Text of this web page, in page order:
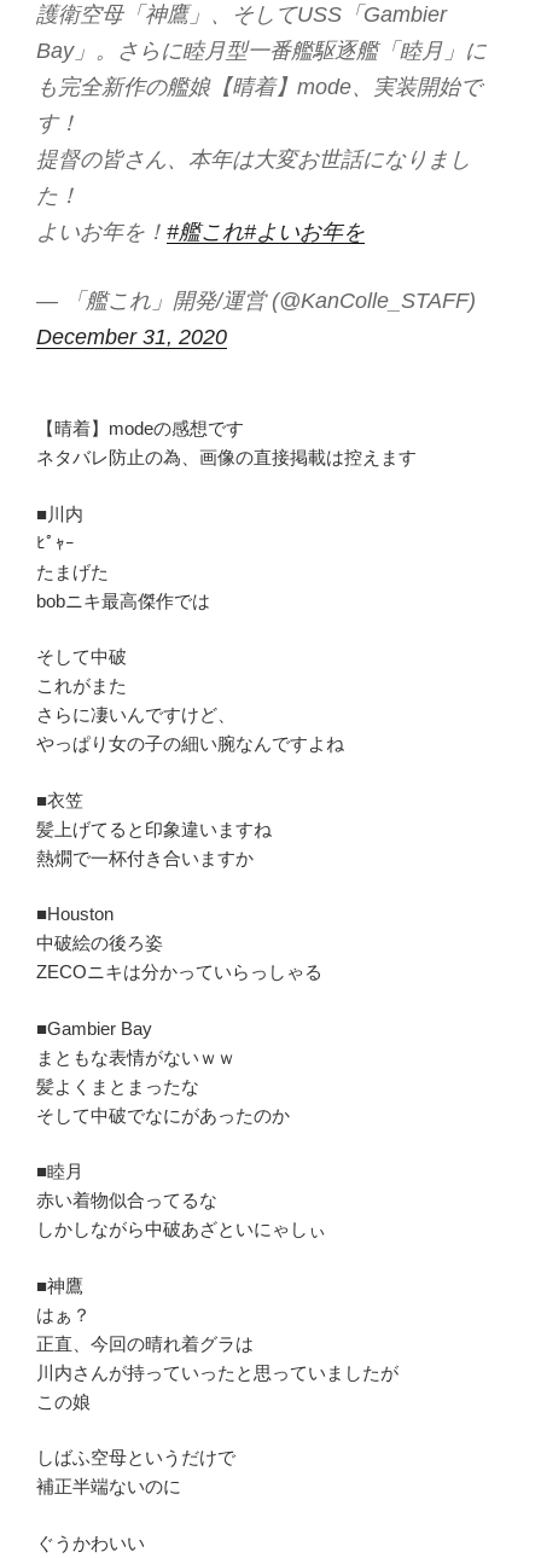
護衛空母「神鷹」、そしてUSS「Gambier
Bay」。さらに睦月型一番艦駆逐艦「睦月」に
も完全新作の艦娘【晴着】mode、実装開始で
す！
提督の皆さん、本年は大変お世話になりまし
た！
よいお年を！ #艦これ#よいお年を
— 「艦これ」開発/運営 (@KanColle_STAFF)
December 31, 2020
【晴着】modeの感想です
ネタバレ防止の為、画像の直接掲載は控えます
■川内
ﾋﾟｬｰ
たまげた
bobニキ最高傑作では
そして中破
これがまた
さらに凄いんですけど、
やっぱり女の子の細い腕なんですよね
■衣笠
髪上げてると印象違いますね
熱燗で一杯付き合いますか
■Houston
中破絵の後ろ姿
ZECOニキは分かっていらっしゃる
■Gambier Bay
まともな表情がないｗｗ
髪よくまとまったな
そして中破でなにがあったのか
■睦月
赤い着物似合ってるな
しかしながら中破あざといにゃしぃ
■神鷹
はぁ？
正直、今回の晴れ着グラは
川内さんが持っていったと思っていましたが
この娘
しばふ空母というだけで
補正半端ないのに
ぐうかわいい